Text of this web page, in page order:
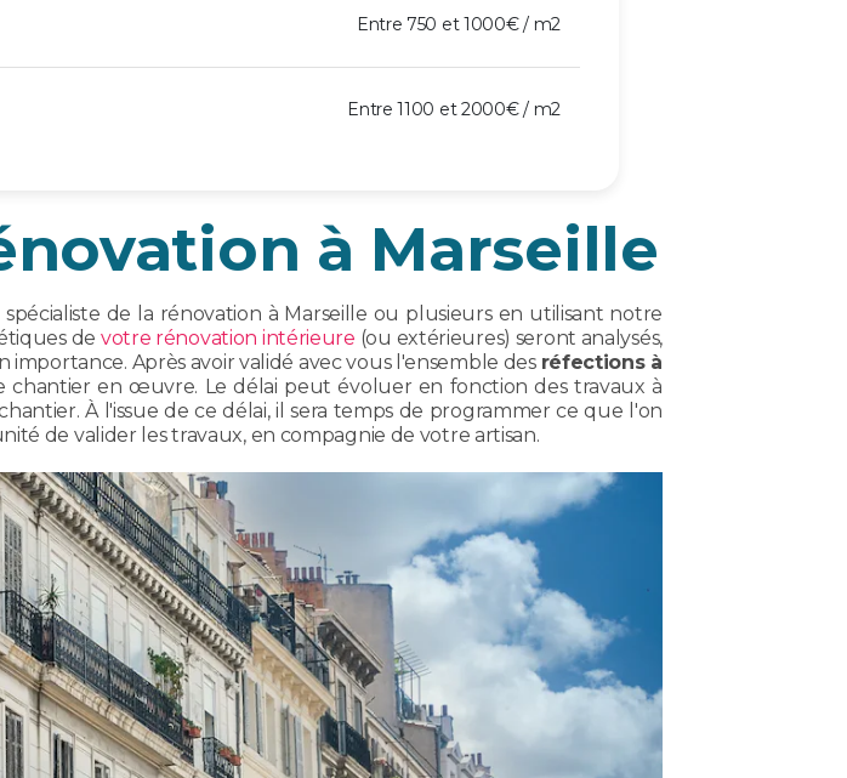
Entre 750 et 1000€ / m2
Entre 1100 et 2000€ / m2
à Marseille
de la rénovation à Marseille ou plusieurs en utilisant notre
de votre rénovation intérieure (ou extérieures) seront analysés,
importance. Après avoir validé avec vous l'ensemble des réfections à
chantier en œuvre. Le délai peut évoluer en fonction des travaux à
À l'issue de ce délai, il sera temps de programmer ce que l'on
de valider les travaux, en compagnie de votre artisan.